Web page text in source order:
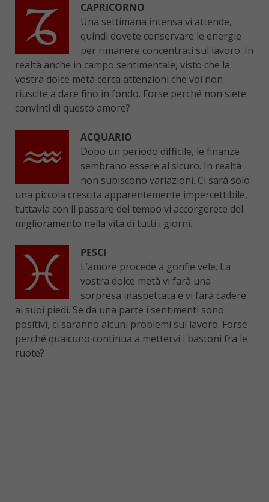
CAPRICORNO
Una settimana intensa vi attende,
quindi dovete conservare le energie
per rimanere concentrati sul lavoro. In
realtà anche in campo sentimentale, visto che la
vostra dolce metà cerca attenzioni che voi non
riuscite a dare fino in fondo. Forse perché non siete
convinti di questo amore?
ACQUARIO
Dopo un periodo difficile, le finanze
sembrano essere al sicuro. In realtà
non subiscono variazioni. Ci sarà solo
una piccola crescita apparentemente impercettibile,
tuttavia con il passare del tempo vi accorgerete del
miglioramento nella vita di tutti i giorni.
PESCI
L’amore procede a gonfie vele. La
vostra dolce metà vi farà una
sorpresa inaspettata e vi farà cadere
ai suoi piedi. Se da una parte i sentimenti sono
positivi, ci saranno alcuni problemi sul lavoro. Forse
perché qualcuno continua a mettervi i bastoni fra le
ruote?